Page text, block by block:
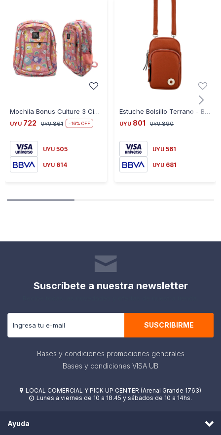
Mochila Bonus Culture 3 Cierres Bolsillo Sweet Baby
UYU 722 UYU 861 16
UYU 505
UYU 614
Estuche Bolsillo Terrano - BRANDY
UYU 801 UYU 890
UYU 561
UYU 681
Suscríbete a nuestra newsletter
SUSCRIBIRME
Bases y condiciones promociones generales
Bases y condiciones VISA UB
 LOCAL COMERCIAL Y PICK UP CENTER (Arenal Grande 1763)
 Lunes a viernes de 10 a 18.45 y sábados de 10 a 14hs.
Ayuda